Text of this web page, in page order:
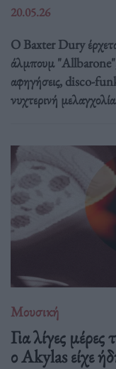
20.05.26
Ο Baxter Dury
άλμπουμ
αφηγήσεις, disco-
νυχτερινή
Μουσική
Για λίγες μέρες
ο Akylas είχε